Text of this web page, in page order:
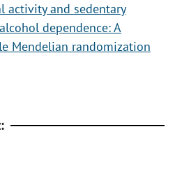
activity and sedentary
dependence: A
Mendelian randomization